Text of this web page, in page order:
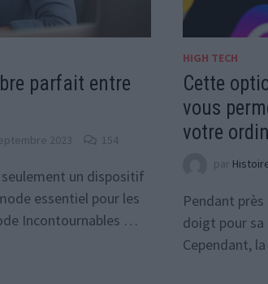
parfait entre
2023 154
un dispositif
essentiel pour les
Incontournables …
HIGH TECH
Cette
vous
votre
par
Pendant
doigt pour sa
Cependant,